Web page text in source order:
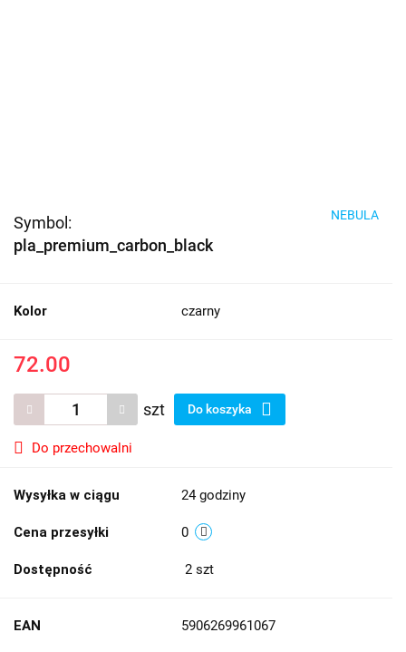
Symbol:
pla_premium_carbon_black
NEBULA
Kolor czarny
72.00
szt Do koszyka
Do przechowalni
Wysyłka w ciągu 24 godziny
Cena przesyłki 0
Dostępność 2 szt
EAN 5906269961067